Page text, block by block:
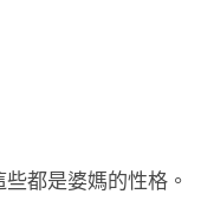
都是婆媽的性格。